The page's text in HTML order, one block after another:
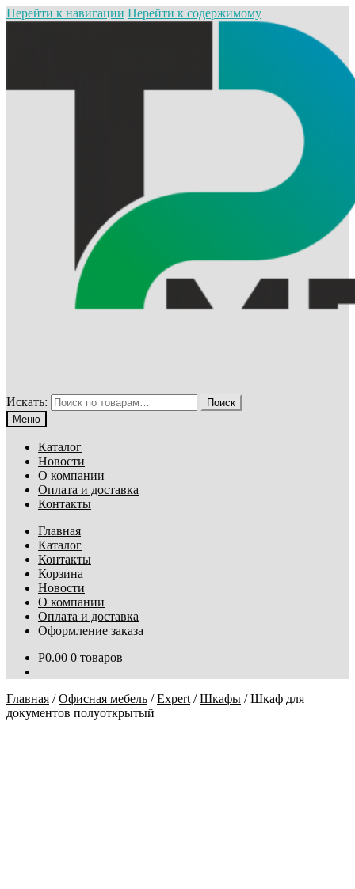
Перейти к навигации Перейти к содержимому
Искать:
Поиск
Меню
Каталог
Новости
О компании
Оплата и доставка
Контакты
Главная
Каталог
Контакты
Корзина
Новости
О компании
Оплата и доставка
Оформление заказа
Р0.00 0 товаров
Главная /Офисная мебель /Expert /Шкафы /Шкаф для
документов полуоткрытый